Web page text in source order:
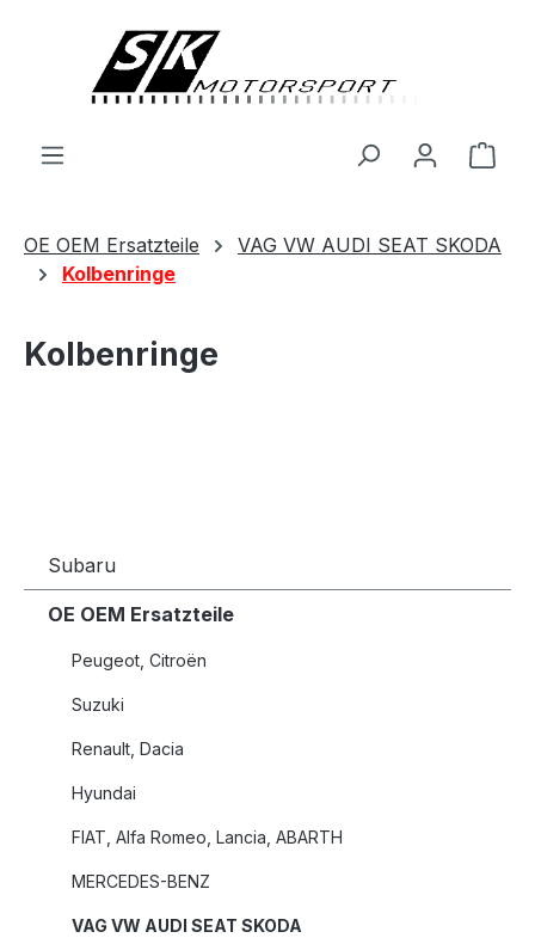
OE OEM Ersatzteile
VAG VW AUDI SEAT SKODA
Kolbenringe
Kolbenringe
Subaru
OE OEM Ersatzteile
Peugeot, Citroën
Suzuki
Renault, Dacia
Hyundai
FIAT, Alfa Romeo, Lancia, ABARTH
MERCEDES-BENZ
VAG VW AUDI SEAT SKODA